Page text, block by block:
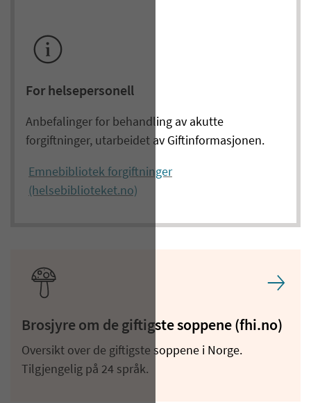
For helsepersonell
Anbefalinger for behandling av akutte
forgiftninger, utarbeidet av Giftinformasjonen.
Emnebibliotek forgiftninger
(helsebiblioteket.no)
Brosjyre om de giftigste soppene (fhi.no)
Oversikt over de giftigste soppene i Norge.
Tilgjengelig på 24 språk.